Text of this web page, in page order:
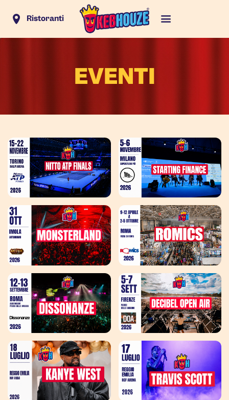
Ristoranti
EVENTI